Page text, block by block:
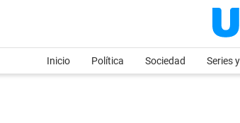
Inicio Política Sociedad Series